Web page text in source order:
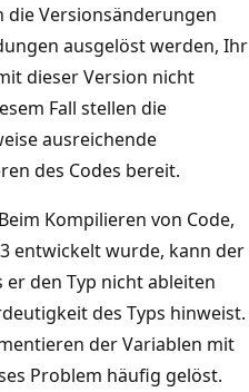
Versionsänderungen
ausgelöst werden, Ihr
dieser Version nicht
Fall stellen die
ausreichende
des Codes bereit.
Kompilieren von Code,
entwickelt wurde, kann der
den Typ nicht ableiten
des Typs hinweist.
der Variablen mit
Problem häufig gelöst.